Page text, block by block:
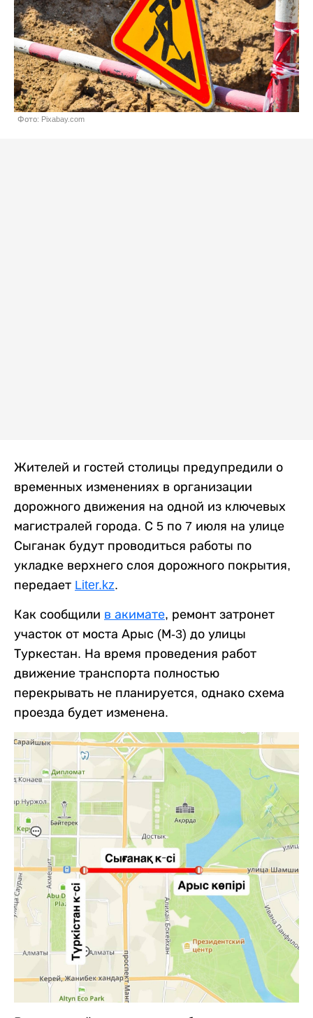
Фото: Pixabay.com
Жителей и гостей столицы предупредили о
временных изменениях в организации
дорожного движения на одной из ключевых
магистралей города. С 5 по 7 июля на улице
Сыганак будут проводиться работы по
укладке верхнего слоя дорожного покрытия,
передает Liter.kz.
Как сообщили в акимате, ремонт затронет
участок от моста Арыс (М-3) до улицы
Туркестан. На время проведения работ
движение транспорта полностью
перекрывать не планируется, однако схема
проезда будет изменена.